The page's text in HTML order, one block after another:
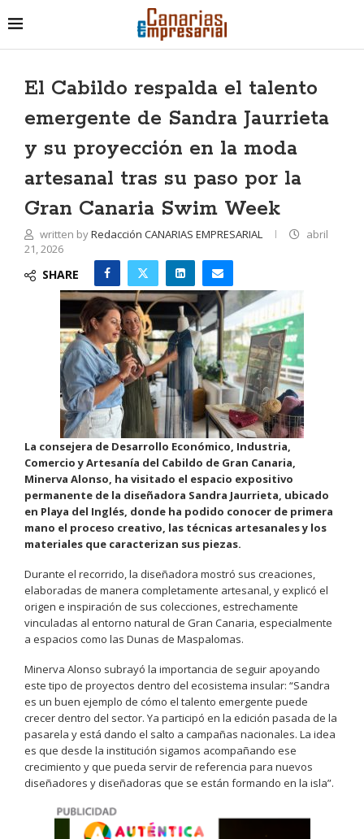
El Cabildo respalda el talento
emergente de Sandra Jaurrieta
y su proyección en la moda
artesanal tras su paso por la
Gran Canaria Swim Week
written byRedacción CANARIAS EMPRESARIAL
abril
21, 2026
SHARE
La consejera de Desarrollo Económico, Industria,
Comercio y Artesanía del Cabildo de Gran Canaria,
Minerva Alonso, ha visitado el espacio expositivo
permanente de la diseñadora Sandra Jaurrieta, ubicado
en Playa del Inglés, donde ha podido conocer de primera
mano el proceso creativo, las técnicas artesanales y los
materiales que caracterizan sus piezas.
Durante el recorrido, la diseñadora mostró sus creaciones,
elaboradas de manera completamente artesanal, y explicó el
origen e inspiración de sus colecciones, estrechamente
vinculadas al entorno natural de Gran Canaria, especialmente
a espacios como las Dunas de Maspalomas.
Minerva Alonso subrayó la importancia de seguir apoyando
este tipo de proyectos dentro del ecosistema insular: “Sandra
es un buen ejemplo de cómo el talento emergente puede
crecer dentro del sector. Ya participó en la edición pasada de la
pasarela y está dando el salto a campañas nacionales. La idea
es que desde la institución sigamos acompañando ese
crecimiento y que pueda servir de referencia para nuevos
diseñadores y diseñadoras que se están formando en la isla”.